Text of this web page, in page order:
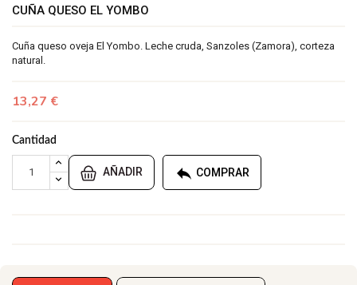
CUÑA QUESO EL YOMBO
Cuña queso oveja El Yombo. Leche cruda, Sanzoles (Zamora), corteza
natural.
13,27 €
Cantidad
AÑADIR  COMPRAR